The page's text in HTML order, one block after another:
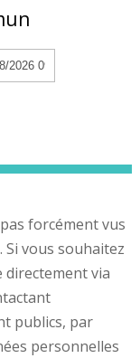
forcément vus
vous souhaitez
directement via
publics, par
personnelles